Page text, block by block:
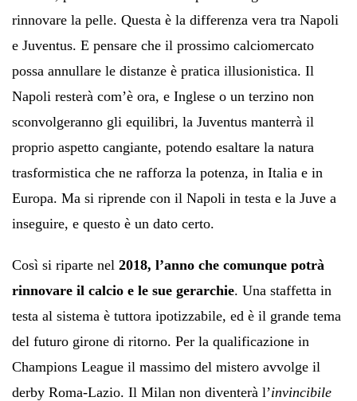
rinnovare la pelle. Questa è la differenza vera tra Napoli
e Juventus. E pensare che il prossimo calciomercato
possa annullare le distanze è pratica illusionistica. Il
Napoli resterà com’è ora, e Inglese o un terzino non
sconvolgeranno gli equilibri, la Juventus manterrà il
proprio aspetto cangiante, potendo esaltare la natura
trasformistica che ne rafforza la potenza, in Italia e in
Europa. Ma si riprende con il Napoli in testa e la Juve a
inseguire, e questo è un dato certo.
Così si riparte nel 2018, l’anno che comunque potrà
rinnovare il calcio e le sue gerarchie. Una staffetta in
testa al sistema è tuttora ipotizzabile, ed è il grande tema
del futuro girone di ritorno. Per la qualificazione in
Champions League il massimo del mistero avvolge il
derby Roma-Lazio. Il Milan non diventerà l’invincibile